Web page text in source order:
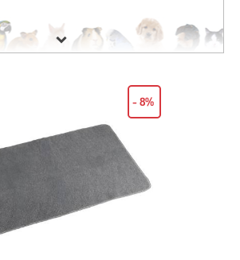
Fachabteilungen
Hunde von Kerbl
fürKatzen von Kerbl Pet
schauen.
finden Sie bei uns
beliebteste Haustiere
auch fürVögel,Kleintiere
dem Tierbedarf für Pferde
- 8%